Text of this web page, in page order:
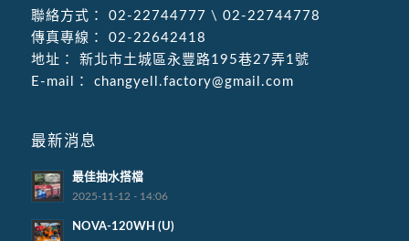
聯絡方式： 02-22744777 \ 02-22744778
傳真專線：
02-22642418
地址：
新北市土城區永豐路195巷27弄1號
E-mail：
changyell.factory@gmail.com
最新消息
最佳抽水搭檔
2025-11-12 - 14:06
NOVA-120WH (U)